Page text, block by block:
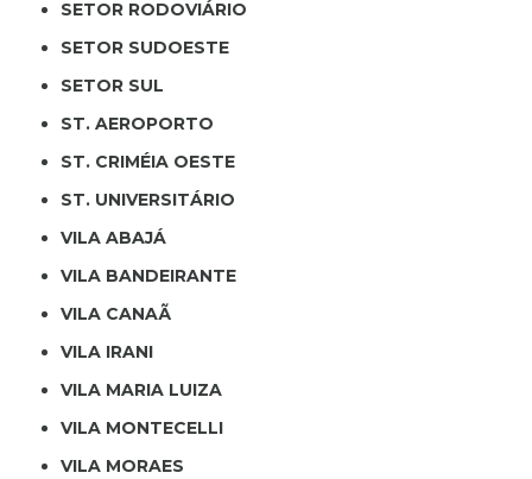
SETOR RODOVIÁRIO
SETOR SUDOESTE
SETOR SUL
ST. AEROPORTO
ST. CRIMÉIA OESTE
ST. UNIVERSITÁRIO
VILA ABAJÁ
VILA BANDEIRANTE
VILA CANAÃ
VILA IRANI
VILA MARIA LUIZA
VILA MONTECELLI
VILA MORAES